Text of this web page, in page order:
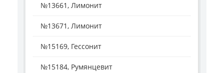
№13661, Лимонит
№13671, Лимонит
№15169, Гессонит
№15184, Румянцевит